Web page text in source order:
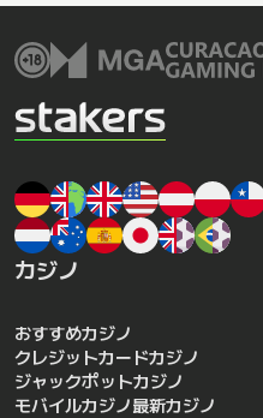
カジノ
おすすめカジノ
クレジットカードカジノ
ジャックポットカジノ
モバイルカジノ最新カジノ